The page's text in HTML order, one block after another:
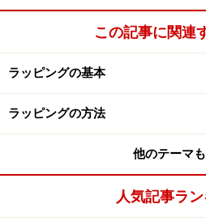
折り紙ポチ袋の作り方！
紙箱の作り方を紹介！折
紙箱を作ろう
この記事に関連
ラッピングの基本
ラッピングの方法
他のテーマ
人気記事ラ